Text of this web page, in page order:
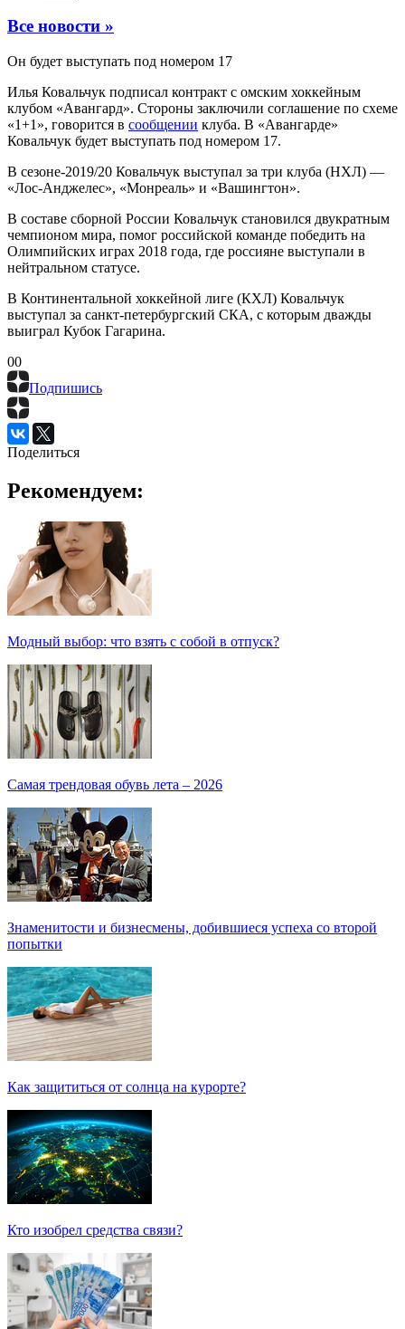
Все новости »
Он будет выступать под номером 17
Илья Ковальчук подписал контракт с омским хоккейным
клубом «Авангард». Стороны заключили соглашение по схеме
«1+1», говорится в сообщении клуба. В «Авангарде»
Ковальчук будет выступать под номером 17.
В сезоне-2019/20 Ковальчук выступал за три клуба (НХЛ) —
«Лос-Анджелес», «Монреаль» и «Вашингтон».
В составе сборной России Ковальчук становился двукратным
чемпионом мира, помог российской команде победить на
Олимпийских играх 2018 года, где россияне выступали в
нейтральном статусе.
В Континентальной хоккейной лиге (КХЛ) Ковальчук
выступал за санкт-петербургский СКА, с которым дважды
выиграл Кубок Гагарина.
00
Подпишись
Поделиться
Рекомендуем:
Модный выбор: что взять с собой в отпуск?
Самая трендовая обувь лета – 2026
Знаменитости и бизнесмены, добившиеся успеха со второй
попытки
Как защититься от солнца на курорте?
Кто изобрел средства связи?